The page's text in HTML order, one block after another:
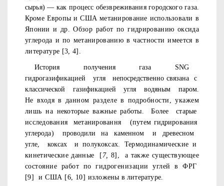
сырья) — как процесс обезвреживания городского газа.
Кроме Европы и США метанирование использовали в
Японии и др. Об­зор работ по гидрированию оксида
углерода и по метанированию в частности имеется в
литературе [3, 4].
История получения газа
SNG
гидрогазификацией
угля непосредственно связана
с
классической
газификацией угля водяным паром.
Не входя в данном разделе в подробности, укажем
лишь на некоторые важные работы. Более
старые
исследования
метанировання (путемгидрирования
углерода)
проводили на каменном и
древесном
угле,
коксах иполукоксах. Термодинамические и
кинетические данные
[ 7,8], а также существующее
состояние работ по гидрогенизации углей в ФРГ
[9]
и США [6, 10] изложены в литературе.